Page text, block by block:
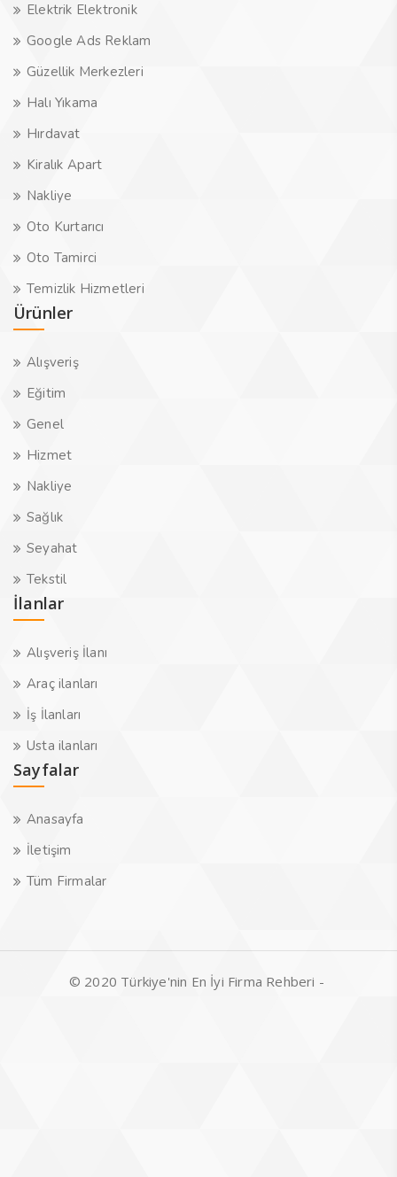
Elektrik Elektronik
Google Ads Reklam
Güzellik Merkezleri
Halı Yıkama
Hırdavat
Kiralık Apart
Nakliye
Oto Kurtarıcı
Oto Tamirci
Temizlik Hizmetleri
Ürünler
Alışveriş
Eğitim
Genel
Hizmet
Nakliye
Sağlık
Seyahat
Tekstil
İlanlar
Alışveriş İlanı
Araç ilanları
İş İlanları
Usta ilanları
Sayfalar
Anasayfa
İletişim
Tüm Firmalar
© 2020 Türkiye'nin En İyi Firma Rehberi -